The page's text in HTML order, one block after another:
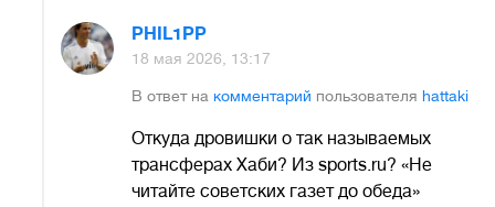
PHIL1PP
18 мая 2026, 13:17
В ответ на комментарий пользователя hattaki
Откуда дровишки о так называемых
трансферах Хаби? Из sports.ru? «Не
читайте советских газет до обеда»